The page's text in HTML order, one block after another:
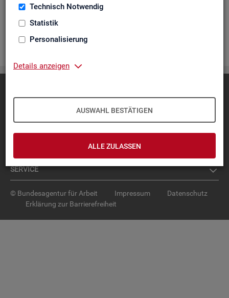
Technisch Notwendig
Statistik
Personalisierung
Details anzeigen
AUSWAHL BESTÄTIGEN
ALLE ZULASSEN
über Be­stand, Ar­beits­ort, Wohn­ort, Ge­schlecht, Äl­te­re, Aus­
Be­trie­be / Be­triebs­grö­ße, Pend­ler und wei­te­re Merk­ma­le.
SER­VICE
© Bundesagentur für Arbeit Impressum
Datenschutz
Erklärung zur Barrierefreiheit